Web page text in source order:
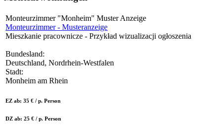
Monteurzimmer "Monheim" Muster Anzeige
Monteurzimmer - Musteranzeige
Mieszkanie pracownicze - Przykład wizualizacji ogłoszenia
Bundesland:
Deutschland, Nordrhein-Westfalen
Stadt:
Monheim am Rhein
EZ ab: 35 € / p. Person
DZ ab: 25 € / p. Person